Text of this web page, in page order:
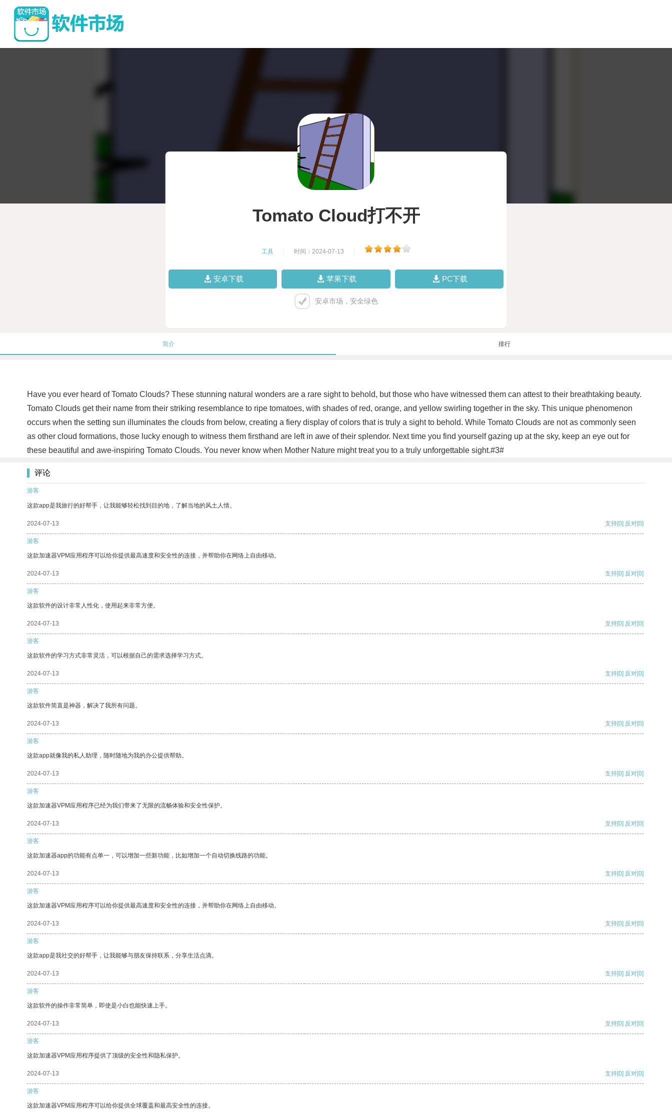
Tomato Cloud打不开
工具 时间：2024-07-13
安卓下载 苹果下载 PC下载
安卓市场，安全绿色
简介 排行
Have you ever heard of Tomato Clouds? These stunning natural wonders are a rare sight to behold, but those who have witnessed them can attest to their breathtaking beauty.
Tomato Clouds get their name from their striking resemblance to ripe tomatoes, with shades of red, orange, and yellow swirling together in the sky. This unique phenomenon
occurs when the setting sun illuminates the clouds from below, creating a fiery display of colors that is truly a sight to behold. While Tomato Clouds are not as commonly seen
as other cloud formations, those lucky enough to witness them firsthand are left in awe of their splendor. Next time you find yourself gazing up at the sky, keep an eye out for
these beautiful and awe-inspiring Tomato Clouds. You never know when Mother Nature might treat you to a truly unforgettable sight.#3#
评论
游客
这款app是我旅行的好帮手，让我能够轻松找到目的地，了解当地的风土人情。
2024-07-13 支持[0] 反对[0]
游客
这款加速器VPM应用程序可以给你提供最高速度和安全性的连接，并帮助你在网络上自由移动。
2024-07-13 支持[0] 反对[0]
游客
这款软件的设计非常人性化，使用起来非常方便。
2024-07-13 支持[0] 反对[0]
游客
这款软件的学习方式非常灵活，可以根据自己的需求选择学习方式。
2024-07-13 支持[0] 反对[0]
游客
这款软件简直是神器，解决了我所有问题。
2024-07-13 支持[0] 反对[0]
游客
这款app就像我的私人助理，随时随地为我的办公提供帮助。
2024-07-13 支持[0] 反对[0]
游客
这款加速器VPM应用程序已经为我们带来了无限的流畅体验和安全性保护。
2024-07-13 支持[0] 反对[0]
游客
这款加速器app的功能有点单一，可以增加一些新功能，比如增加一个自动切换线路的功能。
2024-07-13 支持[0] 反对[0]
游客
这款加速器VPM应用程序可以给你提供最高速度和安全性的连接，并帮助你在网络上自由移动。
2024-07-13 支持[0] 反对[0]
游客
这款app是我社交的好帮手，让我能够与朋友保持联系，分享生活点滴。
2024-07-13 支持[0] 反对[0]
游客
这款软件的操作非常简单，即使是小白也能快速上手。
2024-07-13 支持[0] 反对[0]
游客
这款加速器VPM应用程序提供了顶级的安全性和隐私保护。
2024-07-13 支持[0] 反对[0]
游客
这款加速器VPM应用程序可以给你提供全球覆盖和最高安全性的连接。